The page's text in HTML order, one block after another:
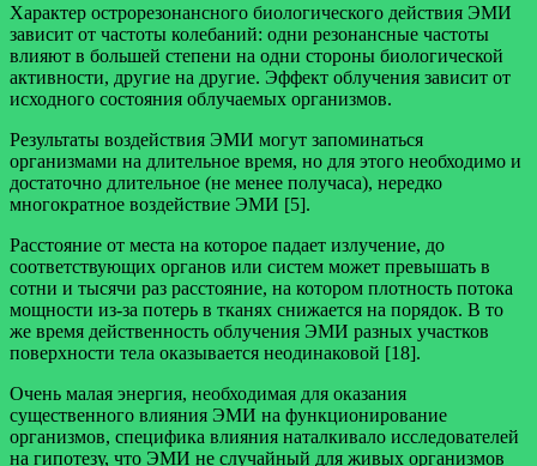
Характер острорезонансного биологического действия ЭМИ
зависит от частоты колебаний: одни резонансные частоты
влияют в большей степени на одни стороны биологической
активности, другие на другие. Эффект облучения зависит от
исходного состояния облучаемых организмов.
Результаты воздействия ЭМИ могут запоминаться
организмами на длительное время, но для этого необходимо и
достаточно длительное (не менее получаса), нередко
многократное воздействие ЭМИ [5].
Расстояние от места на которое падает излучение, до
соответствующих органов или систем может превышать в
сотни и тысячи раз расстояние, на котором плотность потока
мощности из-за потерь в тканях снижается на порядок. В то
же время действенность облучения ЭМИ разных участков
поверхности тела оказывается неодинаковой [18].
Очень малая энергия, необходимая для оказания
существенного влияния ЭМИ на функционирование
организмов, специфика влияния наталкивало исследователей
на гипотезу, что ЭМИ не случайный для живых организмов